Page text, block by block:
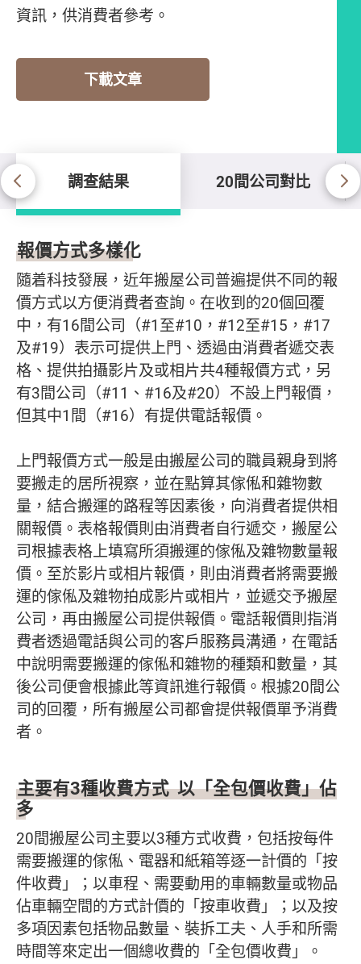
資訊，供消費者參考。
下載文章
調查結果 20間公司對比
調查結果
報價方式多樣化
隨着科技發展，近年搬屋公司普遍提供不同的報
價方式以方便消費者查詢。在收到的20個回覆
中，有16間公司（#1至#10，#12至#15，#17
及#19）表示可提供上門、透過由消費者遞交表
格、提供拍攝影片及或相片共4種報價方式，另
有3間公司（#11、#16及#20）不設上門報價，
但其中1間（#16）有提供電話報價。
上門報價方式一般是由搬屋公司的職員親身到將
要搬走的居所視察，並在點算其傢俬和雜物數
量，結合搬運的路程等因素後，向消費者提供相
關報價。表格報價則由消費者自行遞交，搬屋公
司根據表格上填寫所須搬運的傢俬及雜物數量報
價。至於影片或相片報價，則由消費者將需要搬
運的傢俬及雜物拍成影片或相片，並遞交予搬屋
公司，再由搬屋公司提供報價。電話報價則指消
費者透過電話與公司的客戶服務員溝通，在電話
中說明需要搬運的傢俬和雜物的種類和數量，其
後公司便會根據此等資訊進行報價。根據20間公
司的回覆，所有搬屋公司都會提供報價單予消費
者。
主要有3種收費方式 以「全包價收費」佔
多
20間搬屋公司主要以3種方式收費，包括按每件
需要搬運的傢俬、電器和紙箱等逐一計價的「按
件收費」；以車程、需要動用的車輛數量或物品
佔車輛空間的方式計價的「按車收費」；以及按
多項因素包括物品數量、裝拆工夫、人手和所需
時間等來定出一個總收費的「全包價收費」。